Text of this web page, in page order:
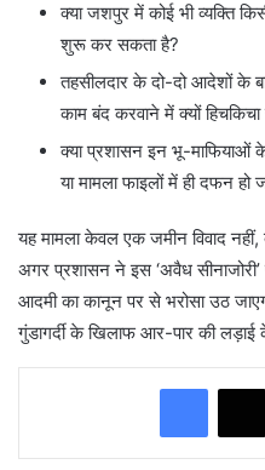
​क्या जशपुर में कोई भी व्यक्ति
शुरू कर सकता है?
​तहसीलदार के दो-दो आदेशों के
काम बंद करवाने में क्यों हिचकिचा
​क्या प्रशासन इन भू-
या मामला फाइलों में ही दफन हो
यह मामला केवल एक जमीन विवाद नहीं,
अगर प्रशासन ने इस ‘अवैध
आदमी का कानून पर से भरोसा उठ
गुंडागर्दी के खिलाफ आर-पार की